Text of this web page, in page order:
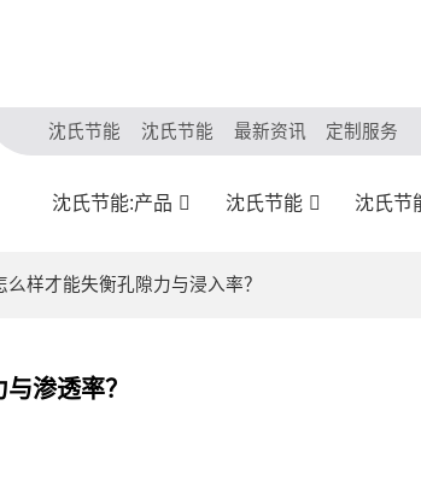
沈氏节能 沈氏节能 最新资讯 定制服务
沈氏节能:产品 沈氏节能 沈氏节
样才能失衡孔隙力与浸入率？
渗透率？